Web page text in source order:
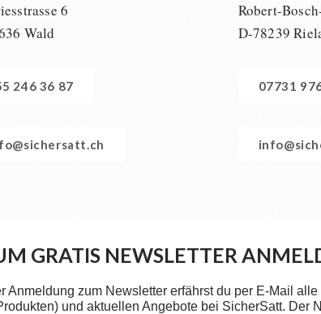
6
Wald
246 36 87
Robert-
D-78239
07731
GRATIS NEWSLETTER
Anmeldung zum Newsletter erfährst du per E-Mail
und aktuellen Angebote bei SicherSatt. Der